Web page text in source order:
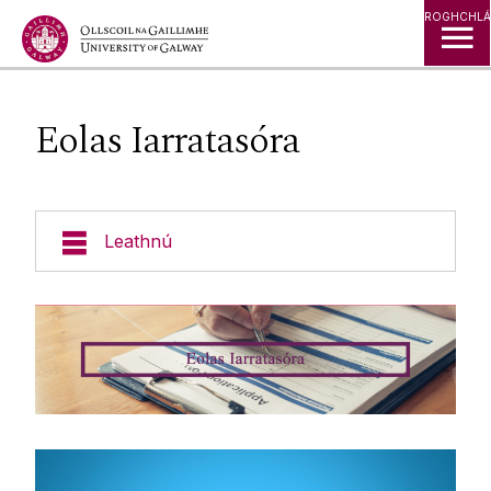
Léim go Ábhar
Eolas Iarratasóra
Leathnú
Eolas Fúinn
Don Fhoireann